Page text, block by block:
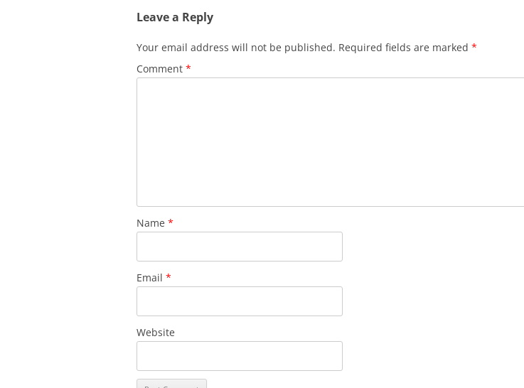
Leave a Reply
Your email address will not be published. Required fields are marked *
Comment *
Name *
Email *
Website